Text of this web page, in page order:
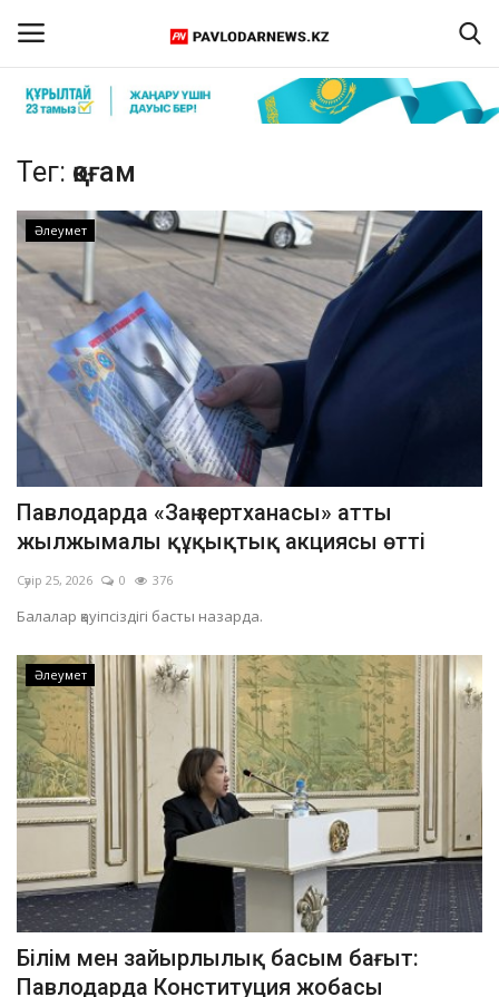
Тіркелу
Бізбен байланыс
ПАВЛОДАР ОБЛЫСЫ
ҚАЗАҚСТАН
ӘЛЕМ
Спорт
ОЙЫН-САУЫҚ
АРНАЙЫ ЖОБА
OFFICIAL
Құрылтай
Тілді тандаңыз
Қазақша Русский
Тег: қоғам
Әлеумет
Павлодарда «Заң зертханасы» атты
жылжымалы құқықтық акциясы өтті
Сәуір 25, 2026 0 376
Балалар қауіпсіздігі басты назарда.
Әлеумет
Білім мен зайырлылық басым бағыт:
Павлодарда Конституция жобасы